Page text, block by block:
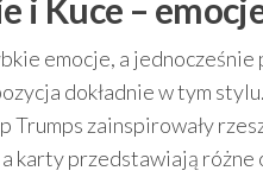
i Kuce –
emocje, a jednocześnie
dokładnie w tym
zainspirowały
karty przedstawiają